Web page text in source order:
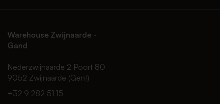
Warehouse Zwijnaarde -
Gand
Nederzwijnaarde 2 Poort 80
9052 Zwijnaarde (Gent)
+32 9 282 51 15